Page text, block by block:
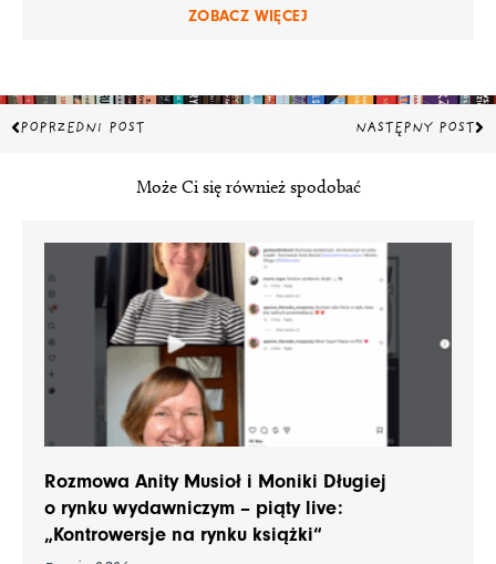
ZOBACZ WIĘCEJ
Prev
POPRZEDNI POST NASTĘPNY POST
Może Ci się również spodobać
Rozmowa Anity Musioł i Moniki Długiej
o rynku wydawniczym – piąty live:
„Kontrowersje na rynku książki“